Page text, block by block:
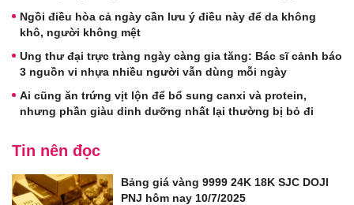
Ngồi điều hòa cả ngày cần lưu ý điều này để da không
khô, người không mệt
Ung thư đại trực tràng ngày càng gia tăng: Bác sĩ cảnh báo
3 nguồn vi nhựa nhiều người vẫn dùng mỗi ngày
Ai cũng ăn trứng vịt lộn để bổ sung canxi và protein,
nhưng phần giàu dinh dưỡng nhất lại thường bị bỏ đi
Tin nên đọc
Bảng giá vàng 9999 24K 18K SJC DOJI
PNJ hôm nay 10/7/2025